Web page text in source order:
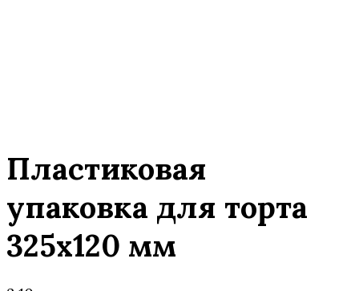
Пластиковая
упаковка для торта
325х120 мм